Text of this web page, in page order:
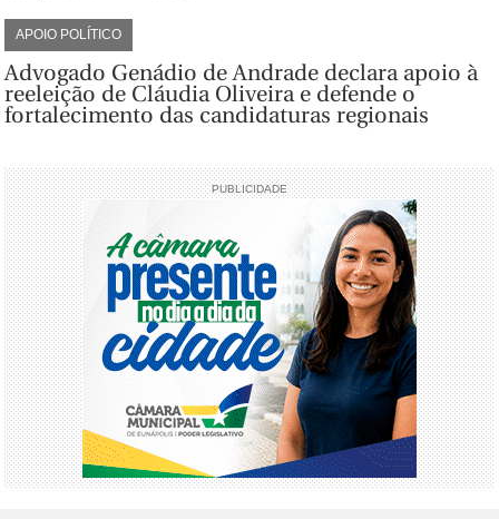
APOIO POLÍTICO
Advogado Genádio de Andrade declara apoio à
reeleição de Cláudia Oliveira e defende o
fortalecimento das candidaturas regionais
PUBLICIDADE